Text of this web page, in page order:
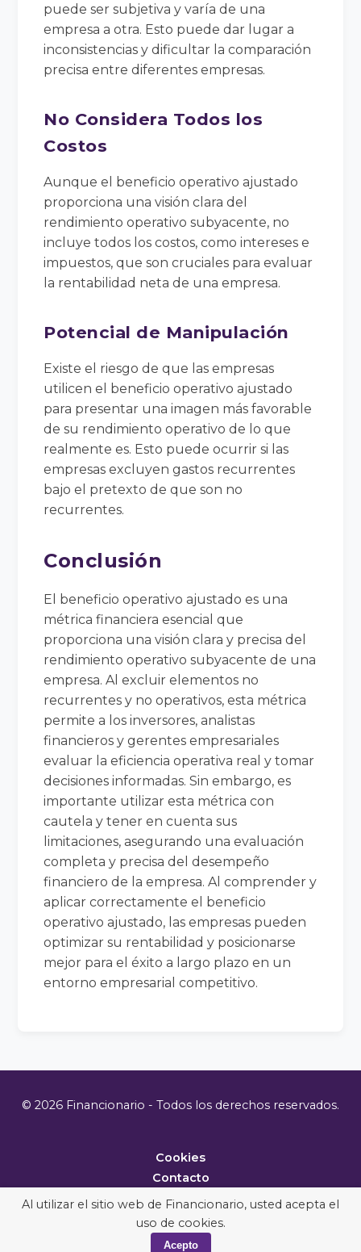
puede ser subjetiva y varía de una
empresa a otra. Esto puede dar lugar a
inconsistencias y dificultar la comparación
precisa entre diferentes empresas.
No Considera Todos los
Costos
Aunque el beneficio operativo ajustado
proporciona una visión clara del
rendimiento operativo subyacente, no
incluye todos los costos, como intereses e
impuestos, que son cruciales para evaluar
la rentabilidad neta de una empresa.
Potencial de Manipulación
Existe el riesgo de que las empresas
utilicen el beneficio operativo ajustado
para presentar una imagen más favorable
de su rendimiento operativo de lo que
realmente es. Esto puede ocurrir si las
empresas excluyen gastos recurrentes
bajo el pretexto de que son no
recurrentes.
Conclusión
El beneficio operativo ajustado es una
métrica financiera esencial que
proporciona una visión clara y precisa del
rendimiento operativo subyacente de una
empresa. Al excluir elementos no
recurrentes y no operativos, esta métrica
permite a los inversores, analistas
financieros y gerentes empresariales
evaluar la eficiencia operativa real y tomar
decisiones informadas. Sin embargo, es
importante utilizar esta métrica con
cautela y tener en cuenta sus
limitaciones, asegurando una evaluación
completa y precisa del desempeño
financiero de la empresa. Al comprender y
aplicar correctamente el beneficio
operativo ajustado, las empresas pueden
optimizar su rentabilidad y posicionarse
mejor para el éxito a largo plazo en un
entorno empresarial competitivo.
© 2026 Financionario - Todos los derechos reservados.
Cookies
Contacto
Metodología
Al utilizar el sitio web de Financionario, usted acepta el
uso de cookies.
Acepto